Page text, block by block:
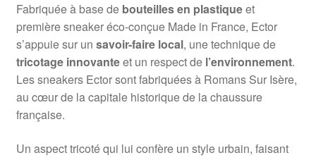
Fabriquée à base de bouteilles en plastiqueet
première sneaker éco-conçue Made in France, Ector
s’appuie sur un savoir-faire local, une technique de
tricotage innovanteet un respect de l’environnement.
Les sneakers Ector sont fabriquées à Romans Sur Isère,
au cœur de la capitale historique de la chaussure
française.
Un aspect tricoté qui lui confère un style urbain, faisant